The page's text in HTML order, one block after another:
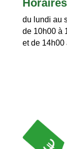
du lundi au
de 10h00 à
et de 14h00